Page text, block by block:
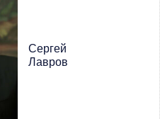
Сергей
Лавров